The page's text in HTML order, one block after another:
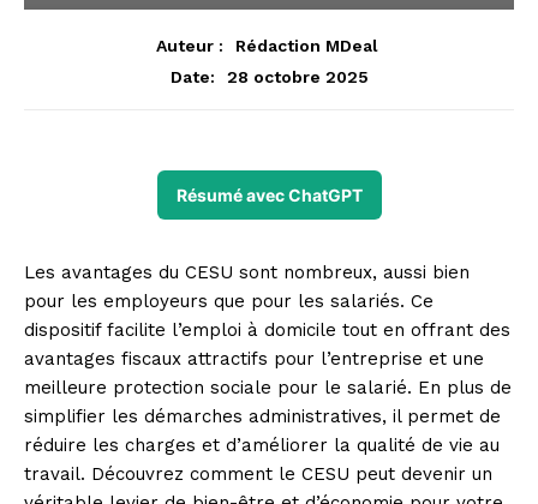
Auteur :
Rédaction MDeal
Date:
28 octobre 2025
Résumé avec ChatGPT
Les avantages du CESU sont nombreux, aussi bien
pour les employeurs que pour les salariés. Ce
dispositif facilite l’emploi à domicile tout en offrant des
avantages fiscaux attractifs pour l’entreprise et une
meilleure protection sociale pour le salarié. En plus de
simplifier les démarches administratives, il permet de
réduire les charges et d’améliorer la qualité de vie au
travail. Découvrez comment le CESU peut devenir un